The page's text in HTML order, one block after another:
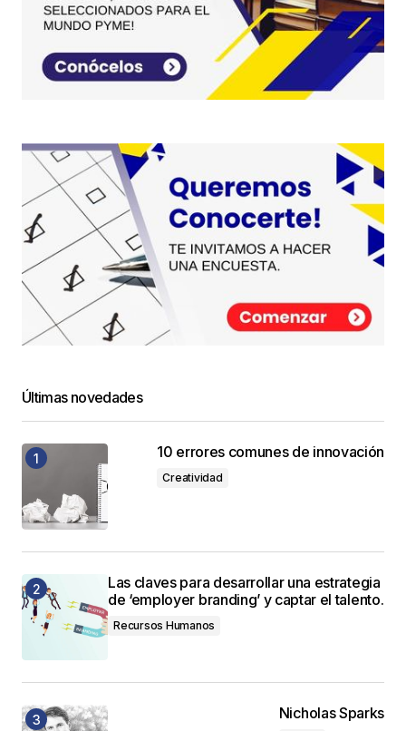
Últimas novedades
10 errores comunes de innovación
Creatividad
Las claves para desarrollar una estrategia
de ‘employer branding’ y captar el talento.
Recursos Humanos
Nicholas Sparks